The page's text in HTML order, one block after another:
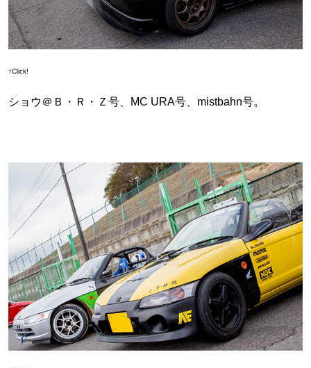
↑Click!
ショウ＠Ｂ・Ｒ・Ｚ号、MC URA号、mistbahn号。